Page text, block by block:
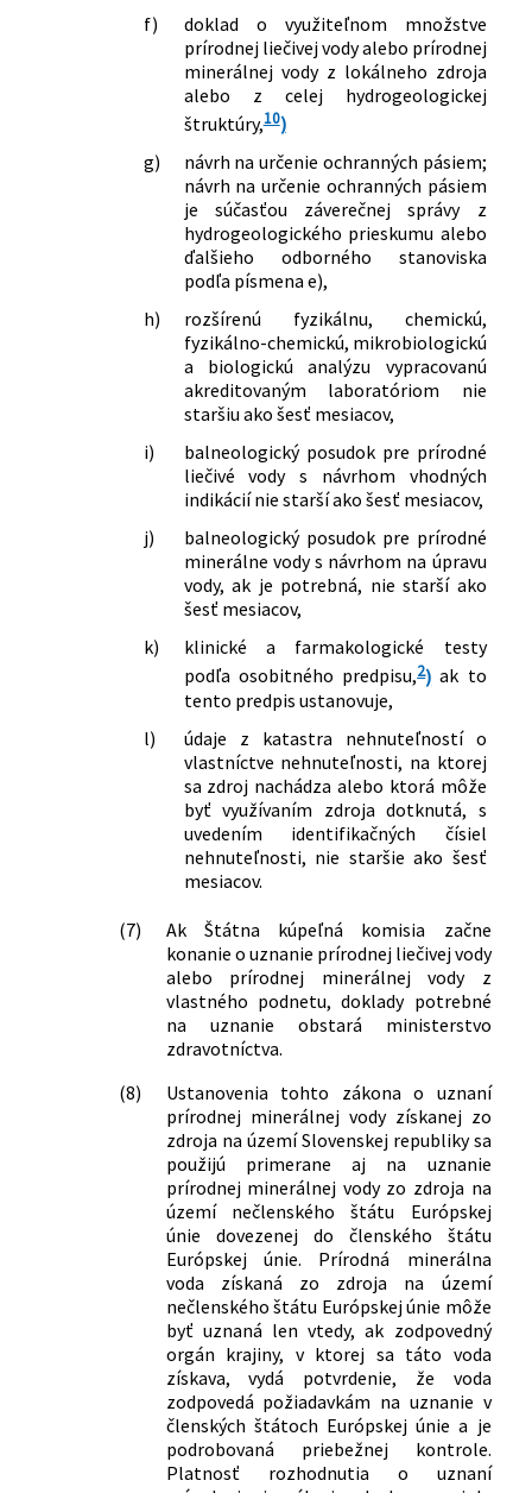
f)
doklad o využiteľnom množstve
prírodnej liečivej vody alebo prírodnej
minerálnej vody z lokálneho zdroja
alebo z celej hydrogeologickej
štruktúry,10)
g)
návrh na určenie ochranných pásiem;
návrh na určenie ochranných pásiem
je súčasťou záverečnej správy z
hydrogeologického prieskumu alebo
ďalšieho odborného stanoviska
podľa písmena e),
h)
rozšírenú fyzikálnu, chemickú,
fyzikálno-chemickú, mikrobiologickú
a biologickú analýzu vypracovanú
akreditovaným laboratóriom nie
staršiu ako šesť mesiacov,
i)
balneologický posudok pre prírodné
liečivé vody s návrhom vhodných
indikácií nie starší ako šesť mesiacov,
j)
balneologický posudok pre prírodné
minerálne vody s návrhom na úpravu
vody, ak je potrebná, nie starší ako
šesť mesiacov,
k)
klinické a farmakologické testy
podľa osobitného predpisu,2) ak to
tento predpis ustanovuje,
l)
údaje z katastra nehnuteľností o
vlastníctve nehnuteľnosti, na ktorej
sa zdroj nachádza alebo ktorá môže
byť využívaním zdroja dotknutá, s
uvedením identifikačných čísiel
nehnuteľnosti, nie staršie ako šesť
mesiacov.
(7)
Ak Štátna kúpeľná komisia začne
konanie o uznanie prírodnej liečivej vody
alebo prírodnej minerálnej vody z
vlastného podnetu, doklady potrebné
na uznanie obstará ministerstvo
zdravotníctva.
(8)
Ustanovenia tohto zákona o uznaní
prírodnej minerálnej vody získanej zo
zdroja na území Slovenskej republiky sa
použijú primerane aj na uznanie
prírodnej minerálnej vody zo zdroja na
území nečlenského štátu Európskej
únie dovezenej do členského štátu
Európskej únie. Prírodná minerálna
voda získaná zo zdroja na území
nečlenského štátu Európskej únie môže
byť uznaná len vtedy, ak zodpovedný
orgán krajiny, v ktorej sa táto voda
získava, vydá potvrdenie, že voda
zodpovedá požiadavkám na uznanie v
členských štátoch Európskej únie a je
podrobovaná priebežnej kontrole.
Platnosť rozhodnutia o uznaní